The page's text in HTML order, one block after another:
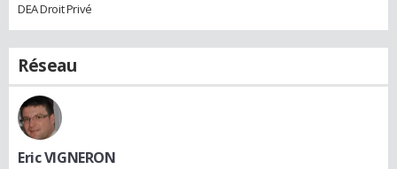
DEA Droit Privé
Réseau
Eric VIGNERON